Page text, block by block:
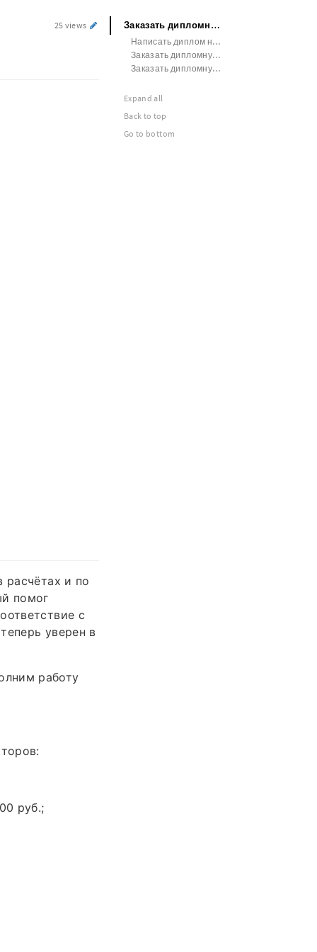
25 views
расчётах и по
помог
с
уверен в
работу
руб.;
Заказать дипломную работу УлГТУ
Написать диплом на заказ МГТУ им. Баумана
Заказать дипломную работу РХТУ им. Д. И. Менделеева
Заказать дипломную работу СГПИ
Expand all
Back to top
Go to bottom